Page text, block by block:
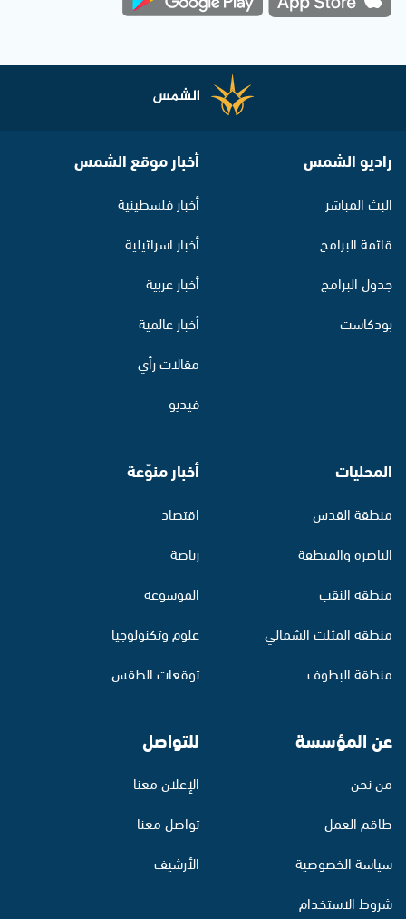
راديو الشمس
البث المباشر
قائمة البرامج
جدول البرامج
بودكاست
أخبار موقع الشمس
أخبار فلسطينية
أخبار اسرائيلية
أخبار عربية
أخبار عالمية
مقالات رأي
فيديو
المحليات
منطقة القدس
الناصرة والمنطقة
منطقة النقب
منطقة المثلث الشمالي
منطقة البطوف
أخبار منوّعة
اقتصاد
رياضة
الموسوعة
علوم وتكنولوجيا
توقعات الطقس
عن المؤسسة
من نحن
طاقم العمل
سياسة الخصوصية
شروط الاستخدام
للتواصل
الإعلان معنا
تواصل معنا
الأرشيف